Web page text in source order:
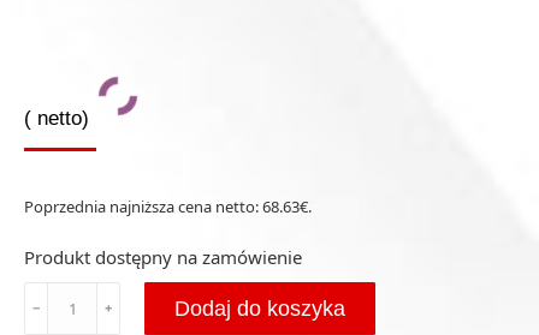
( netto)
Poprzednia najniższa cena netto:68.63€.
Produkt dostępny na zamówienie
Przeciwnóż
﹣ ﹢ Dodaj do koszyka